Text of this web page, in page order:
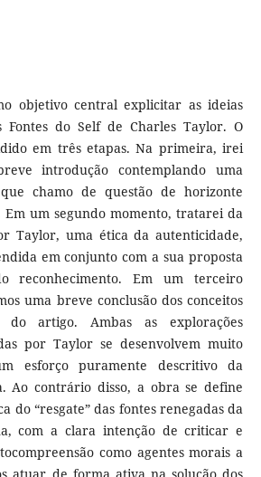
objetivo central explicitar as ideias
do Self de Charles Taylor. O
em três etapas. Na primeira, irei
introdução contemplando uma
chamo de questão de horizonte
um segundo momento, tratarei da
Taylor, uma ética da autenticidade,
em conjunto com a sua proposta
reconhecimento. Em um terceiro
uma breve conclusão dos conceitos
artigo. Ambas as explorações
por Taylor se desenvolvem muito
esforço puramente descritivo da
Ao contrário disso, a obra se define
do “resgate” das fontes renegadas da
com a clara intenção de criticar e
como agentes morais a